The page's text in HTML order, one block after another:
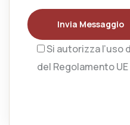
Invia Messaggio
Si autorizza l’uso
del Regolamento